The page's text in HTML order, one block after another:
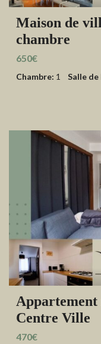
Maison de
chambre
650€
Chambre: 1 Salle de
Appartement
Centre Ville
470€